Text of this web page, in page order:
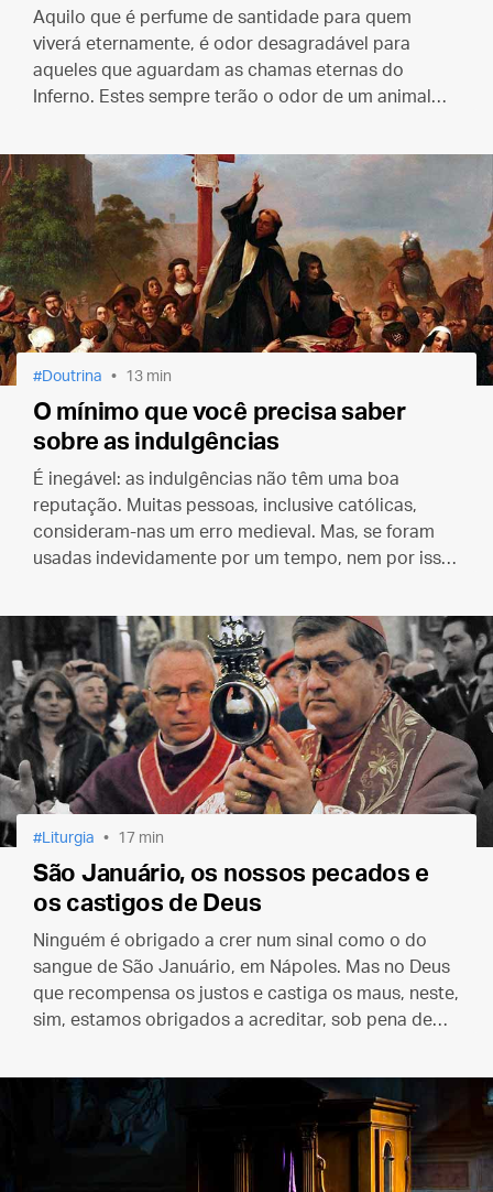
Aquilo que é perfume de santidade para quem
viverá eternamente, é odor desagradável para
aqueles que aguardam as chamas eternas do
Inferno. Estes sempre terão o odor de um animal
Doutrina 13 min
O mínimo que você precisa saber
sobre as indulgências
É inegável: as indulgências não têm uma boa
reputação. Muitas pessoas, inclusive católicas,
consideram-nas um erro medieval. Mas, se foram
usadas indevidamente por um tempo, nem por isso
Liturgia 17 min
São Januário, os nossos pecados e
os castigos de Deus
Ninguém é obrigado a crer num sinal como o do
sangue de São Januário, em Nápoles. Mas no Deus
que recompensa os justos e castiga os maus, neste,
sim, estamos obrigados a acreditar, sob pena de